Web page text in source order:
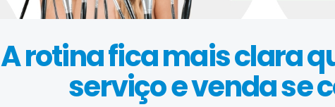
A rotina fica mais clara
serviço e venda se